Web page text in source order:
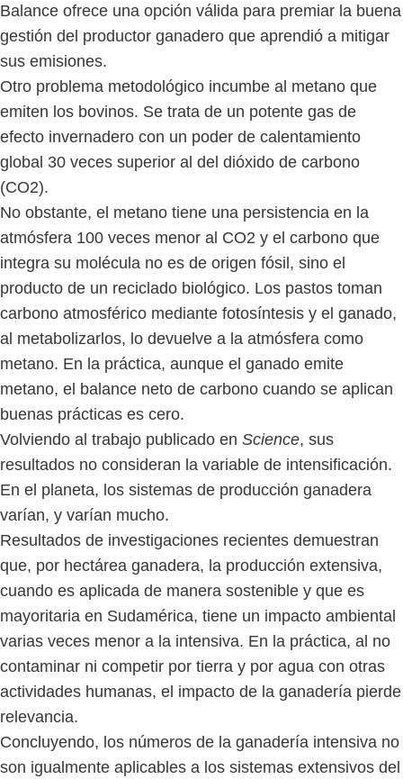
Balance ofrece una opción válida para premiar la buena
gestión del productor ganadero que aprendió a mitigar
sus emisiones.
Otro problema metodológico incumbe al metano que
emiten los bovinos. Se trata de un potente gas de
efecto invernadero con un poder de calentamiento
global 30 veces superior al del dióxido de carbono
(CO2).
No obstante, el metano tiene una persistencia en la
atmósfera 100 veces menor al CO2 y el carbono que
integra su molécula no es de origen fósil, sino el
producto de un reciclado biológico. Los pastos toman
carbono atmosférico mediante fotosíntesis y el ganado,
al metabolizarlos, lo devuelve a la atmósfera como
metano. En la práctica, aunque el ganado emite
metano, el balance neto de carbono cuando se aplican
buenas prácticas es cero.
Volviendo al trabajo publicado en Science, sus
resultados no consideran la variable de intensificación.
En el planeta, los sistemas de producción ganadera
varían, y varían mucho.
Resultados de investigaciones recientes demuestran
que, por hectárea ganadera, la producción extensiva,
cuando es aplicada de manera sostenible y que es
mayoritaria en Sudamérica, tiene un impacto ambiental
varias veces menor a la intensiva. En la práctica, al no
contaminar ni competir por tierra y por agua con otras
actividades humanas, el impacto de la ganadería pierde
relevancia.
Concluyendo, los números de la ganadería intensiva no
son igualmente aplicables a los sistemas extensivos del